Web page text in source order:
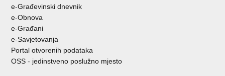
e-Građevinski dnevnik
e-Obnova
e-Građani
e-Savjetovanja
Portal otvorenih podataka
OSS - jedinstveno poslužno mjesto